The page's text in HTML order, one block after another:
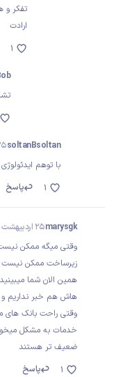
تفکر و
ارادت
1
soltanBsoltan
25
با توهم ایدئولوژی
پاسخ
1
marysgk25 اردیبهشت 1405
وقتی میگه ممکن
زیرساخت ممکن نیست
همین الان شما
هاش هم خبر نداریم
وقتی راحت بانک
خدمات به مشکل
ضعیف تر هستند
پاسخ
1